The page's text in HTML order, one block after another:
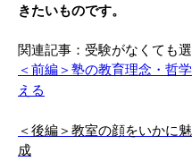
きたいものです。
関連記事：受験がなくても
＜前編＞塾の教育理念・哲
える
＜後編＞教室の顔をいかに
成